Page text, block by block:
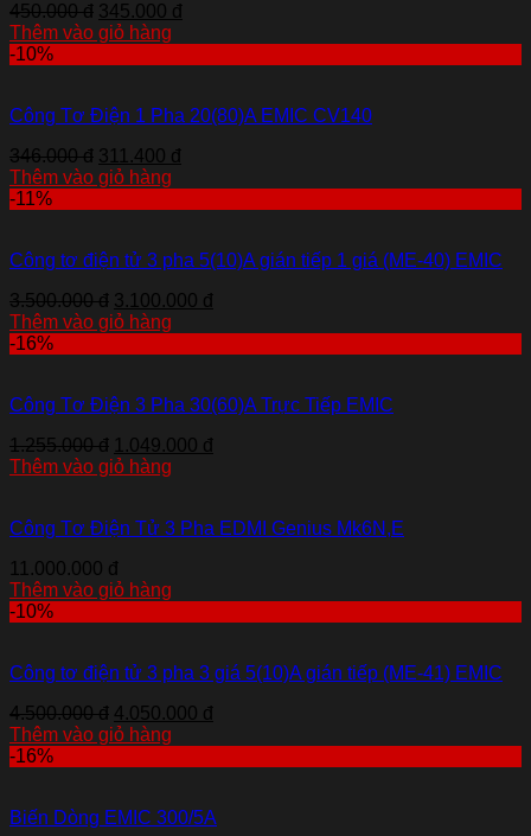
450.000 đ 345.000 đ
Thêm vào giỏ hàng
-10%
Công Tơ Điện 1 Pha 20(80)A EMIC CV140
346.000 đ 311.400 đ
Thêm vào giỏ hàng
-11%
Công tơ điện tử 3 pha 5(10)A gián tiếp 1 giá (ME-40) EMIC
3.500.000 đ 3.100.000 đ
Thêm vào giỏ hàng
-16%
Công Tơ Điện 3 Pha 30(60)A Trực Tiếp EMIC
1.255.000 đ 1.049.000 đ
Thêm vào giỏ hàng
Công Tơ Điện Tử 3 Pha EDMI Genius Mk6N,E
11.000.000 đ
Thêm vào giỏ hàng
-10%
Công tơ điện tử 3 pha 3 giá 5(10)A gián tiếp (ME-41) EMIC
4.500.000 đ 4.050.000 đ
Thêm vào giỏ hàng
-16%
Biến Dòng EMIC 300/5A